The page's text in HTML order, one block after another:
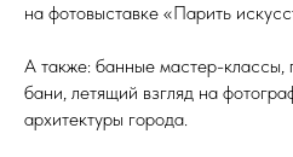
на фотовыставке «Парить
А также: банные мастер-
бани, летящий взгляд на
архитектуры города.